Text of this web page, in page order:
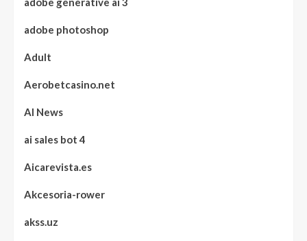
adobe photoshop
Adult
Aerobetcasino.net
AI News
ai sales bot 4
Aicarevista.es
Akcesoria-rower
akss.uz